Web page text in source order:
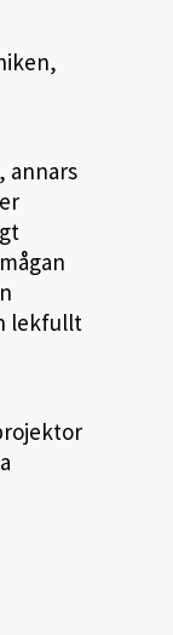
annars
lekfullt